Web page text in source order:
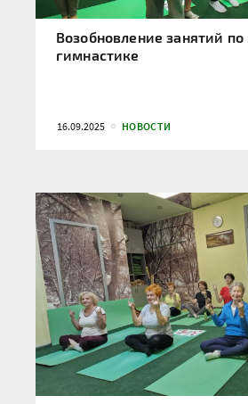
Возобновление занятий по
гимнастике
16.09.2025 НОВОСТИ